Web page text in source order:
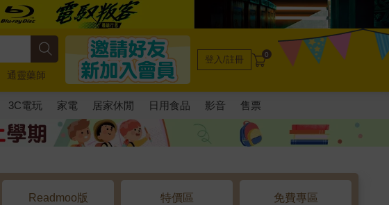
通靈藥師
登入/註冊 0
3C電玩 家電 居家休閒 日用食品 影音 售票
Readmoo版 特價區 免費專區